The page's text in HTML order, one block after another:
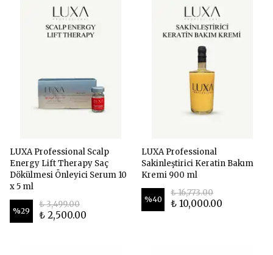
LUXA Professional Scalp
Energy Lift Therapy Saç
Dökülmesi Önleyici Serum 10
x 5 ml
%29
₺ 3,499.00
₺ 2,500.00
LUXA Professional
Sakinleştirici Keratin Bakım
Kremi 900 ml
%40
₺ 16,773.00
₺ 10,000.00